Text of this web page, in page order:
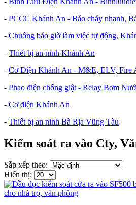
- PCCC Khánh An - Báo cháy nhanh,
- Chuông báo giờ làm việc tự động,
- Thiết bị an ninh Khánh An
- Cơ Điện Khánh An - M&E, ELV, Fire
- Phao điện chống giật - Relay Bơm
- Cơ điện Khánh An
- Thiết bị an ninh Bà Rịa Vũng Tàu
Kiểm soát ra vào Cty,
Sắp xếp theo:
Hiển thị: